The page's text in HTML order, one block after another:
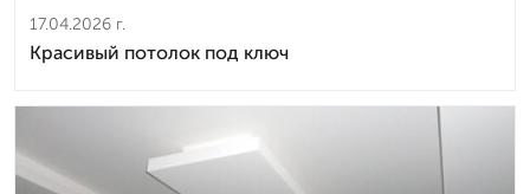
17.04.2026 г.
Красивый потолок под ключ